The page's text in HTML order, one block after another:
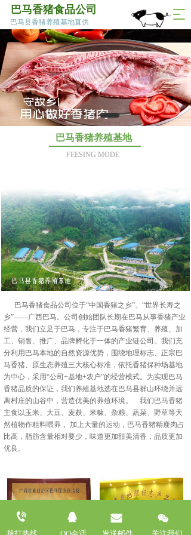
T
o
g
l
e
n
a
v
i
巴马香猪食品公司
巴马县香猪养殖基地直供
巴马香猪养殖基地
FEESING MODE
乡”——广西巴马。公司创始团队长期在巴马从事香猪产业
经营，我们立足于巴马，专注于巴马香猪繁育、养殖、加
工、销售、推广、品牌孵化于一体的产业链公司。我们充
分利用巴马本地的自然资源优势，围绕地理标志、正宗巴
马香猪、原生态养殖三大核心标准，依托香猪保种场基地
为中心，采用“公司+基地+农户”的经营模式。为实现巴马
香猪品质的保证，我们养殖基地选在巴马县群山环绕并远
离村庄的山谷中，营造优美的养殖环境。    我们巴马香猪
主食以玉米、大豆、麦麸、米糠、杂粮、蔬菜、野草等天
然植物作粗料喂养， 加上大量的运动，巴马香猪精瘦肉占
比高，脂肪含量相对要少，味道更加甜美清香，品质更加
优良。